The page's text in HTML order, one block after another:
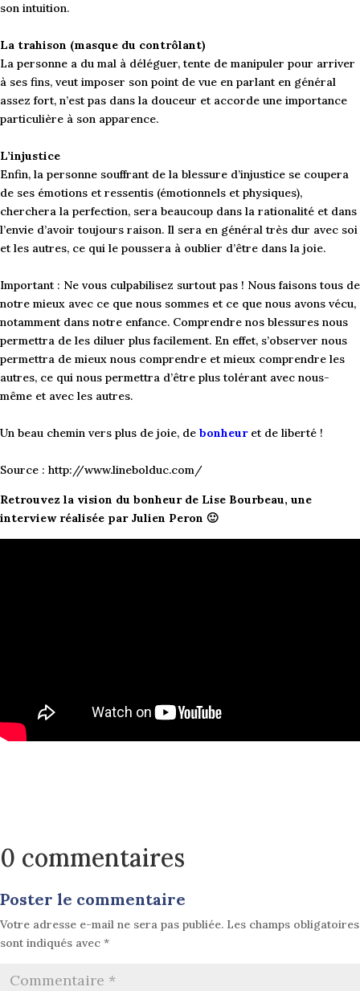
son intuition.
La trahison (masque du contrôlant)
La personne a du mal à déléguer, tente de manipuler pour arriver
à ses fins, veut imposer son point de vue en parlant en général
assez fort, n’est pas dans la douceur et accorde une importance
particulière à son apparence.
L’injustice
Enfin, la personne souffrant de la blessure d’injustice se coupera
de ses émotions et ressentis (émotionnels et physiques),
cherchera la perfection, sera beaucoup dans la rationalité et dans
l’envie d’avoir toujours raison. Il sera en général très dur avec soi
et les autres, ce qui le poussera à oublier d’être dans la joie.
Important : Ne vous culpabilisez surtout pas ! Nous faisons tous de
notre mieux avec ce que nous sommes et ce que nous avons vécu,
notamment dans notre enfance. Comprendre nos blessures nous
permettra de les diluer plus facilement. En effet, s’observer nous
permettra de mieux nous comprendre et mieux comprendre les
autres, ce qui nous permettra d’être plus tolérant avec nous-
même et avec les autres.
Un beau chemin vers plus de joie, de bonheuret de liberté !
Source : http://www.linebolduc.com/
Retrouvez la vision du bonheur de Lise Bourbeau, une
interview réalisée par Julien Peron 🙂
0 commentaires
Poster le commentaire
Votre adresse e-mail ne sera pas publiée. Les champs obligatoires
sont indiqués avec *